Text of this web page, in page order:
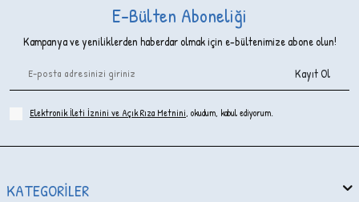
E-Bülten Aboneliği
Kampanya ve yeniliklerden haberdar olmak için e-bültenimize abone olun!
Kayıt Ol
Elektronik İleti İzni‌ni ve Açık Rıza Metni‌ni, okudum, kabul ediyorum.
KATEGORILER